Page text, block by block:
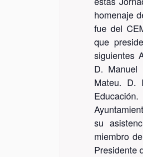
homenaje
fue del
que
siguientes
D. Manuel
Mateu. D.
su
miembro
Presidente
Avís legal
Compra de publicacions|Fes-